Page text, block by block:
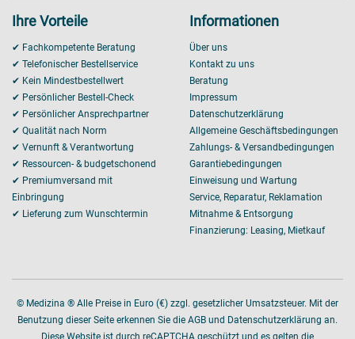
Ihre Vorteile
✔ Fachkompetente Beratung
✔ Telefonischer Bestellservice
✔ Kein Mindestbestellwert
✔ Persönlicher Bestell-Check
✔ Persönlicher Ansprechpartner
✔ Qualität nach Norm
✔ Vernunft & Verantwortung
✔ Ressourcen- & budgetschonend
✔ Premiumversand mit
Einbringung
✔ Lieferung zum Wunschtermin
Informationen
Über uns
Kontakt zu uns
Beratung
Impressum
Datenschutzerklärung
Allgemeine Geschäftsbedingungen
Zahlungs- & Versandbedingungen
Garantiebedingungen
Einweisung und Wartung
Service, Reparatur, Reklamation
Mitnahme & Entsorgung
Finanzierung: Leasing, Mietkauf
© Medizina ® Alle Preise in Euro (€) zzgl. gesetzlicher Umsatzsteuer. Mit der
Benutzung dieser Seite erkennen Sie die AGB und Datenschutzerklärung an.
Diese Website ist durch reCAPTCHA geschützt und es gelten die